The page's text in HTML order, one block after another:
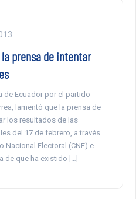
prensa de intentar
de Ecuador por el partido
lamentó que la prensa de
los resultados de las
del 17 de febrero, a través
Nacional Electoral (CNE) e
de que ha existido […]